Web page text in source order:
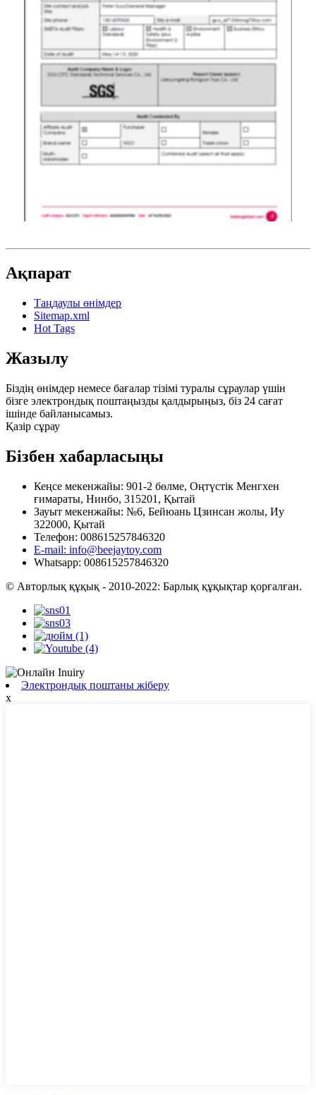
Ақпарат
Таңдаулы өнімдер
Sitemap.xml
Hot Tags
Жазылу
Біздің өнімдер немесе бағалар тізімі туралы сұраулар үшін
бізге электрондық поштаңызды қалдырыңыз, біз 24 сағат
ішінде байланысамыз.
Қазір сұрау
Бізбен хабарласыңы
Кеңсе мекенжайы: 901-2 бөлме, Оңтүстік Менгхен
ғимараты, Нинбо, 315201, Қытай
Зауыт мекенжайы: №6, Бейюань Цзинсан жолы, Иу
322000, Қытай
Телефон: 008615257846320
E-mail: info@beejaytoy.com
Whatsapp: 008615257846320
© Авторлық құқық - 2010-2022: Барлық құқықтар қорғалған.
Электрондық поштаны жіберу
x